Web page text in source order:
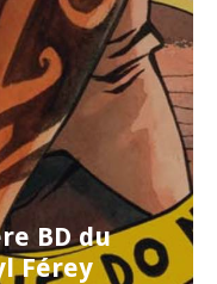
BD du
Férey